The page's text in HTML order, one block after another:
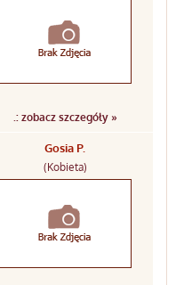
.: zobacz szczegóły »
Gosia P.
(Kobieta)